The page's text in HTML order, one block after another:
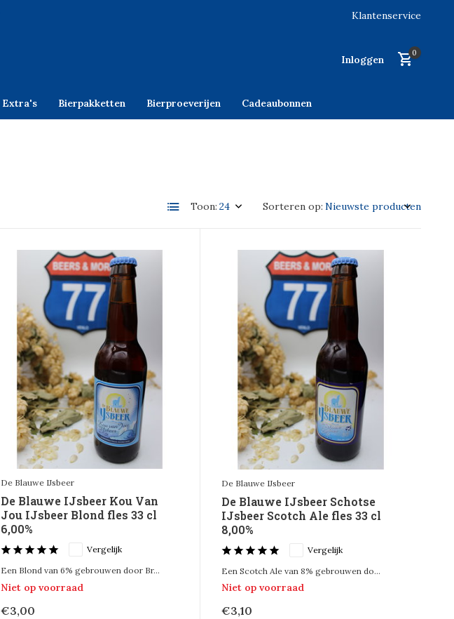
Klantenservice
Inloggen
0
Extra's Bierpakketten Bierproeverijen Cadeaubonnen
Toon: Sorteren op:
De Blauwe IJsbeer
De Blauwe IJsbeer Kou Van
Jou IJsbeer Blond fles 33 cl
6,00%
Vergelijk
Een Blond van 6% gebrouwen door Br...
Niet op voorraad
€3,00
De Blauwe IJsbeer
De Blauwe IJsbeer Schotse
IJsbeer Scotch Ale fles 33 cl
8,00%
Vergelijk
Een Scotch Ale van 8% gebrouwen do...
Niet op voorraad
€3,10